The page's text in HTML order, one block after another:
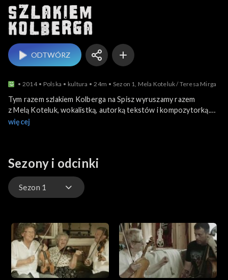
ODTWÓRZ
2014 Polska kultura 24m Sezon 1, Mela Koteluk / Teresa Mirga
Tym razem szlakiem Kolberga na Spisz wyruszamy razem
z Melą Koteluk, wokalistką, autorką tekstów i kompozytorką.
Ruszamy na spotkanie niezwykle barwnej, tajemniczej i zupełnie
cygańskiej.
więcej
Sezony i odcinki
Sezon 1